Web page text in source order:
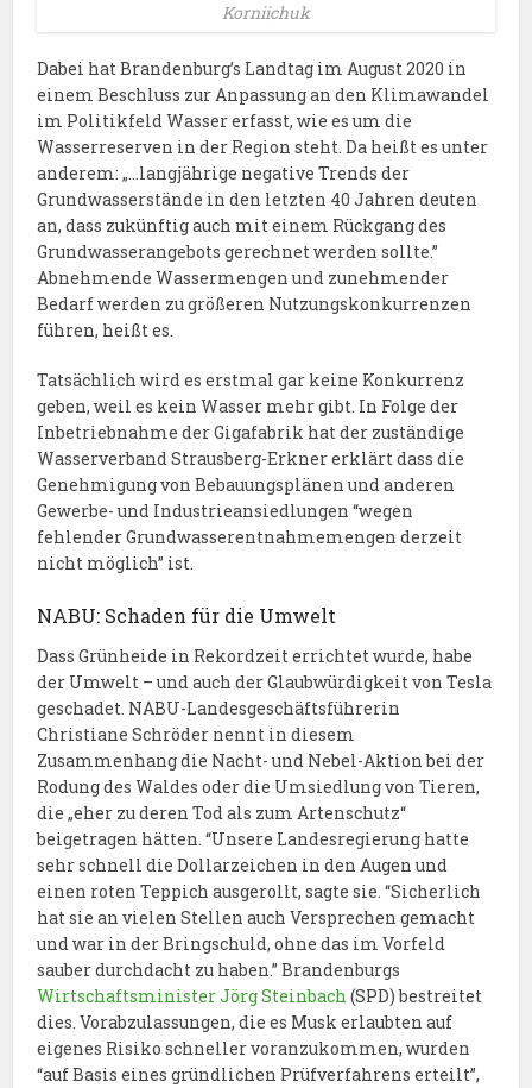
Korniichuk
Dabei hat Brandenburg’s Landtag im August 2020 in
einem Beschluss zur Anpassung an den Klimawandel
im Politikfeld Wasser erfasst, wie es um die
Wasserreserven in der Region steht. Da heißt es unter
anderem: „…langjährige negative Trends der
Grundwasserstände in den letzten 40 Jahren deuten
an, dass zukünftig auch mit einem Rückgang des
Grundwasserangebots gerechnet werden sollte.”
Abnehmende Wassermengen und zunehmender
Bedarf werden zu größeren Nutzungskonkurrenzen
führen, heißt es.
Tatsächlich wird es erstmal gar keine Konkurrenz
geben, weil es kein Wasser mehr gibt. In Folge der
Inbetriebnahme der Gigafabrik hat der zuständige
Wasserverband Strausberg-Erkner erklärt dass die
Genehmigung von Bebauungsplänen und anderen
Gewerbe- und Industrieansiedlungen “wegen
fehlender Grundwasserentnahmemengen derzeit
nicht möglich” ist.
NABU: Schaden für die Umwelt
Dass Grünheide in Rekordzeit errichtet wurde, habe
der Umwelt – und auch der Glaubwürdigkeit von Tesla
geschadet. NABU-Landesgeschäftsführerin
Christiane Schröder nennt in diesem
Zusammenhang die Nacht- und Nebel-Aktion bei der
Rodung des Waldes oder die Umsiedlung von Tieren,
die „eher zu deren Tod als zum Artenschutz“
beigetragen hätten. “Unsere Landesregierung hatte
sehr schnell die Dollarzeichen in den Augen und
einen roten Teppich ausgerollt, sagte sie. “Sicherlich
hat sie an vielen Stellen auch Versprechen gemacht
und war in der Bringschuld, ohne das im Vorfeld
sauber durchdacht zu haben.” Brandenburgs
Wirtschaftsminister Jörg Steinbach (SPD) bestreitet
dies. Vorabzulassungen, die es Musk erlaubten auf
eigenes Risiko schneller voranzukommen, wurden
“auf Basis eines gründlichen Prüfverfahrens erteilt”,